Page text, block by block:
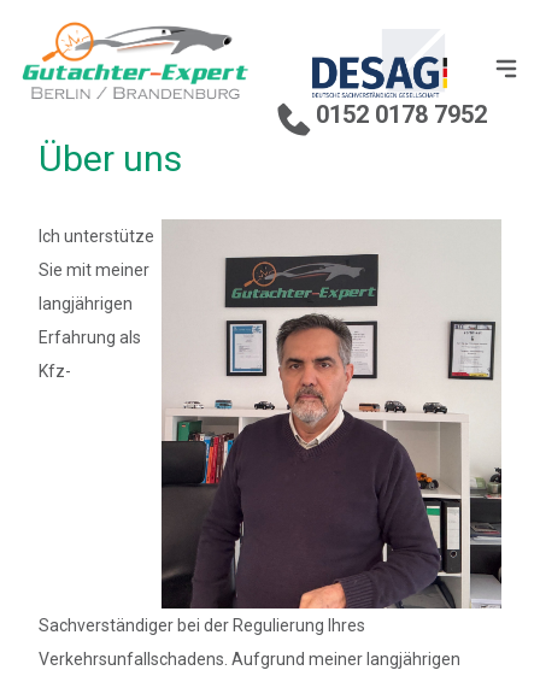
0152 0178 7952
Über uns
Ich unterstütze
Sie mit meiner
langjährigen
Erfahrung als
Kfz-
Sachverständiger bei der Regulierung Ihres
Verkehrsunfallschadens. Aufgrund meiner langjährigen